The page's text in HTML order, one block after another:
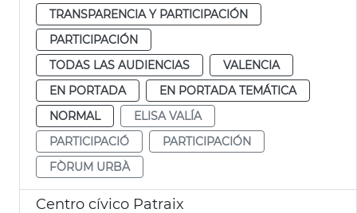
TRANSPARENCIA Y PARTICIPACIÓN
PARTICIPACIÓN
TODAS LAS AUDIENCIAS
VALENCIA
EN PORTADA
EN PORTADA TEMÁTICA
NORMAL
ELISA VALÍA
PARTICIPACIÓ
PARTICIPACIÓN
FÒRUM URBÀ
Centro cívico Patraix